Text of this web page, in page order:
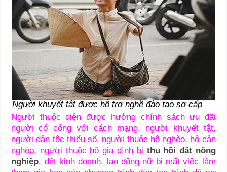
Người khuyết tật được hỗ trợ nghề đào tạo sơ cấp
Người thuộc diện được hưởng chính sách ưu đãi
người có công với cách mạng, người khuyết tật,
người dân tộc thiểu số, người thuộc hộ nghèo, hộ cận
nghèo, người thuộc hộ gia đình bị thu hồi đất nông
nghiệp, đất kinh doanh, lao động nữ bị mất việc làm